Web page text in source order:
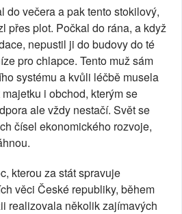
do večera a pak tento stokilový,
přes plot. Počkal do rána, a když
nepustil ji do budovy do té
pro chlapce. Tento muž sám
systému a kvůli léčbě musela
i obchod, kterým se
ale vždy nestačí. Svět se
čísel ekonomického rozvoje,
kterou za stát spravuje
věci České republiky, během
realizovala několik zajímavých